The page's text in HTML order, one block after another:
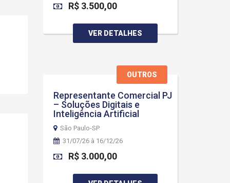
R$ 3.500,00
VER DETALHES
OUTROS
Representante Comercial PJ
– Soluções Digitais e
Inteligência Artificial
São Paulo-SP
31/07/26 à 16/12/26
R$ 3.000,00